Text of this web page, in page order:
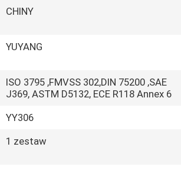
CHINY
YUYANG
ISO 3795 ,FMVSS 302,DIN 75200 ,SAE
J369, ASTM D5132, ECE R118 Annex 6
YY306
1 zestaw